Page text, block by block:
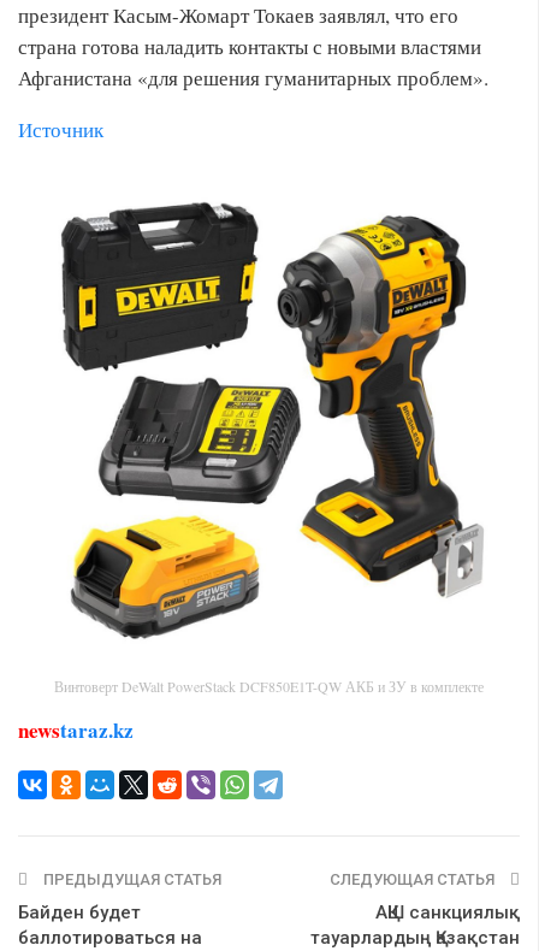
президент Касым-Жомарт Токаев заявлял, что его
страна готова наладить контакты с новыми властями
Афганистана «для решения гуманитарных проблем».
Источник
Винтоверт DeWalt PowerStack DCF850E1T-QW АКБ и ЗУ в комплекте
newstaraz.kz
ПРЕДЫДУЩАЯ СТАТЬЯ
Байден будет
баллотироваться на
СЛЕДУЮЩАЯ СТАТЬЯ
АҚШ санкциялық
тауарлардың Қазақстан